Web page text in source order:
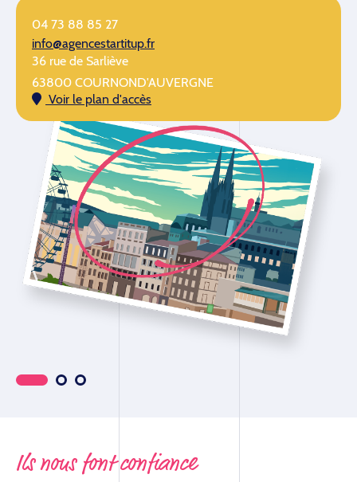
04 73 88 85 27
info@agencestartitup.fr
36 rue de Sarliève
63800 COURNOND'AUVERGNE
Voir le plan d'accès
Ils nous font confiance